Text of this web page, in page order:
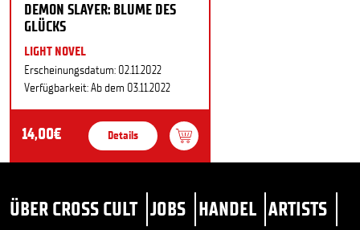
DEMON SLAYER: BLUME DES
GLÜCKS
LIGHT NOVEL
Erscheinungsdatum: 02.11.2022
Verfügbarkeit: Ab dem 03.11.2022
14,00€ Details
ÜBER CROSS CULT JOBS HANDEL ARTISTS